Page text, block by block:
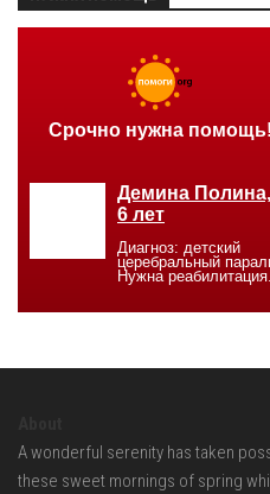
A wonderful serenity has taken
these sweet mornings of spring